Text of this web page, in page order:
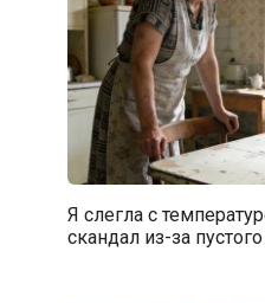
Я слегла с
скандал из-за